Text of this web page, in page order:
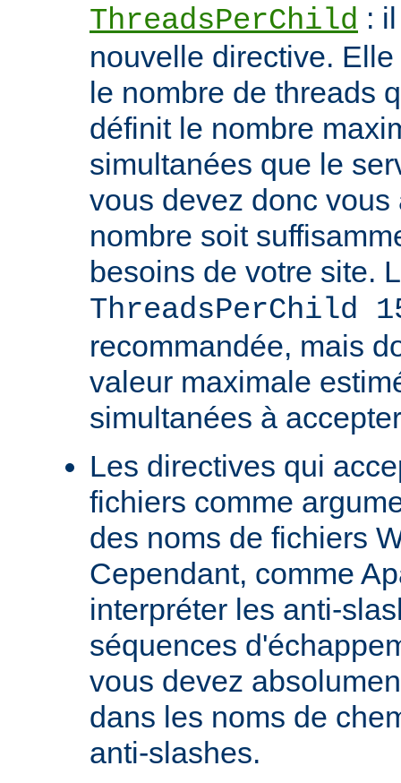
ThreadsPerChild :
nouvelle directive.
le nombre de threads
définit le nombre
simultanées que le
vous devez donc vous
nombre soit
besoins de votre site.
ThreadsPerChild
recommandée, mais
valeur maximale
simultanées à
Les directives qui
fichiers comme
des noms de fichiers
Cependant, comme
interpréter les anti-
séquences
vous devez
dans les noms de
anti-slashes.